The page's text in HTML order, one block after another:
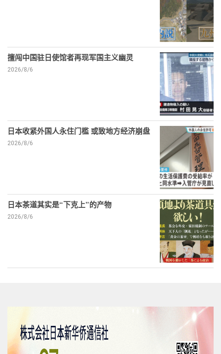
擅闯中国驻日使馆者再现军国主义幽灵
2026/8/6
日本收紧外国人永住门槛 或致地方经济崩盘
2026/8/6
日本茶道其实是“下克上”的产物
2026/8/6